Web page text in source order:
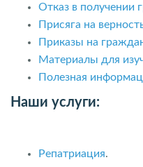
Отказ в получении
Присяга на
Приказы на
Материалы для
Полезная
Наши услуги:
Репатриация.